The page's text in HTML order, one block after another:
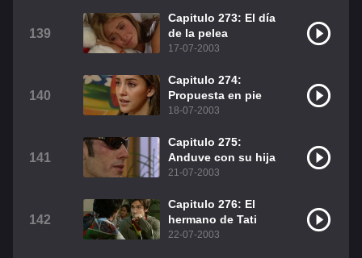
139
Capitulo 273: El día
de la pelea
17-07-2003
140
Capitulo 274:
Propuesta en pie
18-07-2003
141
Capitulo 275:
Anduve con su hija
21-07-2003
142
Capitulo 276: El
hermano de Tati
22-07-2003